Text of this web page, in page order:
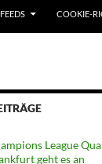
COOKIE-
League
geht es an